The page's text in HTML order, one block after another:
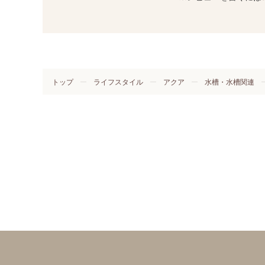
トップ ライフスタイル アクア 水槽・水槽関連